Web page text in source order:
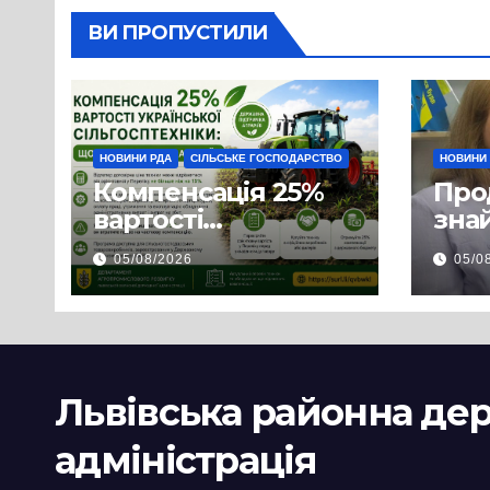
ВИ ПРОПУСТИЛИ
НОВИНИ РДА СІЛЬСЬКЕ ГОСПОДАРСТВО
Компенсація 25%
вартості
української
сільгосптехніки:
що змінилося для
05/08/2026
НОВИНИ
05/
Львівська районна
адміністрація